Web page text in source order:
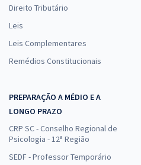
Direito Tributário
Leis
Leis Complementares
Remédios Constitucionais
PREPARAÇÃO A MÉDIO E A
LONGO PRAZO
CRP SC - Conselho Regional de
Psicologia - 12ª Região
SEDF - Professor Temporário